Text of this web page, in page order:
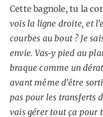
Cette bagnole, tu la
vois la ligne droite, et
courbes au bout ? Je
envie. Vas-y pied au
braque comme un
avant même d’être
pas pour les transferts
vais gérer tout ça pour